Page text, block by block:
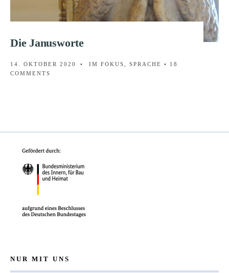
Die Janusworte
14. OKTOBER 2020 • IM FOKUS SPRACHE • 18
COMMENTS
NUR MIT UNS